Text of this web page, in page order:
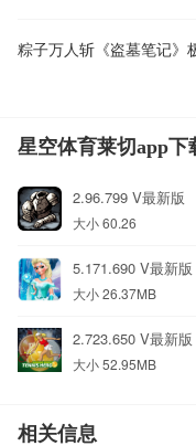
星空体育莱切app下
2.96.799 V最新版
大小 60.26
5.171.690 V最新版
大小 26.37MB
2.723.650 V最新版
大小 52.95MB
相关信息